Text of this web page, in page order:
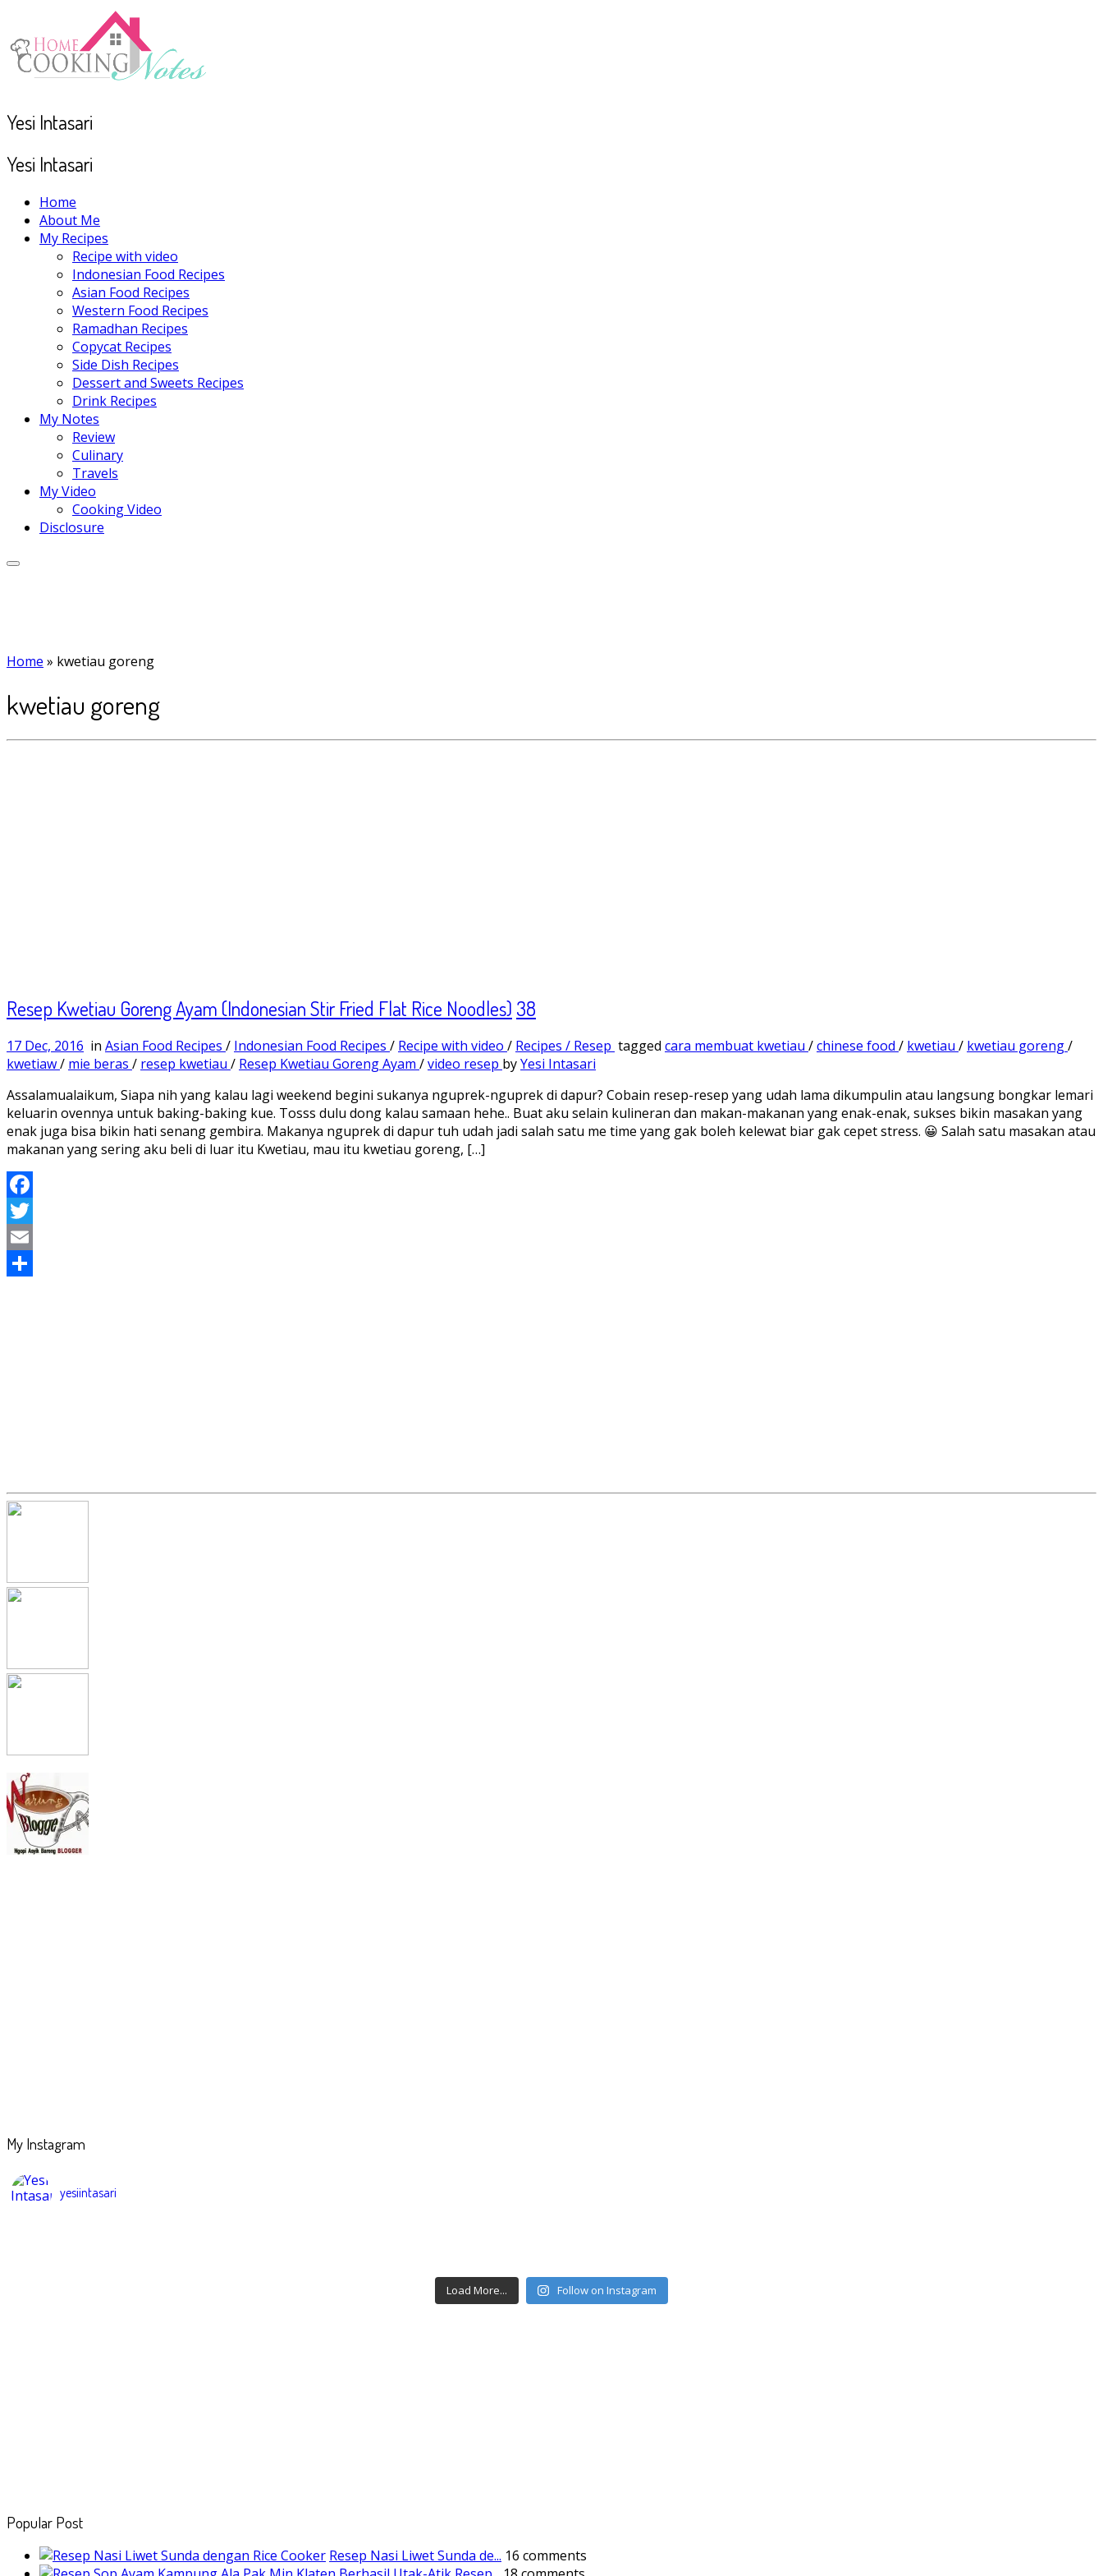
Yesi Intasari
Yesi Intasari
Home
About Me
My Recipes
Recipe with video
Indonesian Food Recipes
Asian Food Recipes
Western Food Recipes
Ramadhan Recipes
Copycat Recipes
Side Dish Recipes
Dessert and Sweets Recipes
Drink Recipes
My Notes
Review
Culinary
Travels
My Video
Cooking Video
Disclosure
Home » kwetiau goreng
kwetiau goreng
Resep Kwetiau Goreng Ayam (Indonesian Stir Fried Flat Rice Noodles) 38
17 Dec, 2016 in Asian Food Recipes / Indonesian Food Recipes / Recipe with video / Recipes / Resep tagged cara membuat kwetiau /chinese food / kwetiau / kwetiau goreng/
kwetiaw/ mie beras / resep kwetiau / Resep Kwetiau Goreng Ayam /video resep byYesi Intasari
Assalamualaikum, Siapa nih yang kalau lagi weekend begini sukanya nguprek-nguprek di dapur? Cobain resep-resep yang udah lama dikumpulin atau langsung bongkar lemari
keluarin ovennya untuk baking-baking kue. Tosss dulu dong kalau samaan hehe.. Buat aku selain kulineran dan makan-makanan yang enak-enak, sukses bikin masakan yang
enak juga bisa bikin hati senang gembira. Makanya nguprek di dapur tuh udah jadi salah satu me time yang gak boleh kelewat biar gak cepet stress. 😀 Salah satu masakan atau
makanan yang sering aku beli di luar itu Kwetiau, mau itu kwetiau goreng, […]
Facebook
Twitter
Email
My Instagram
yesiintasari
Load More... Follow on Instagram
Popular Post
Resep Nasi Liwet Sunda de... 16 comments